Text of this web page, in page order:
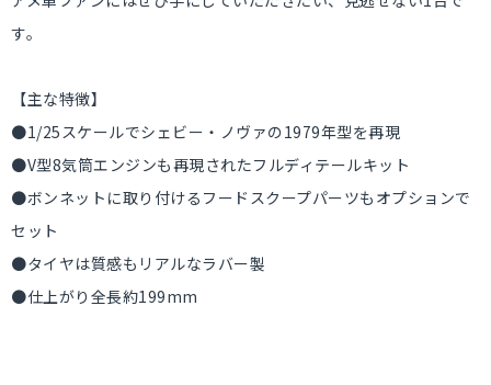
す。
【主な特徴】
●1/25スケールでシェビー・ノヴァの1979年型を再現
●V型8気筒エンジンも再現されたフルディテールキット
●ボンネットに取り付けるフードスクープパーツもオプションで
セット
●タイヤは質感もリアルなラバー製
●仕上がり全長約199mm